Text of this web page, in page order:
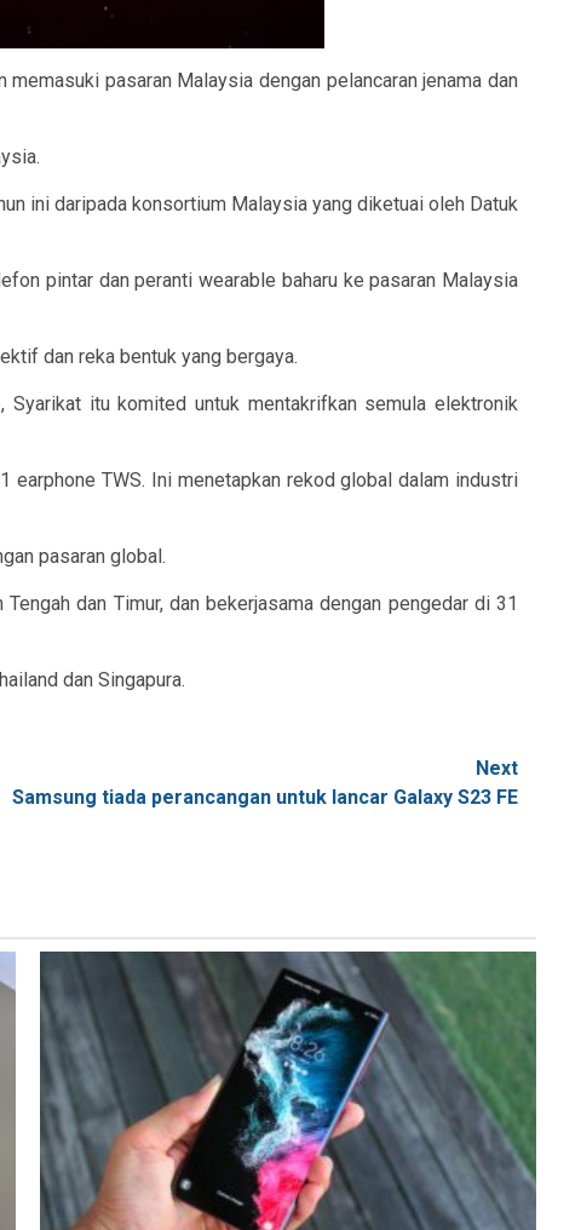
memasuki pasaran Malaysia dengan pelancaran jenama dan
ini daripada konsortium Malaysia yang diketuai oleh Datuk
pintar dan peranti wearable baharu ke pasaran Malaysia
dan reka bentuk yang bergaya.
itu komited untuk mentakrifkan semula elektronik
earphone TWS. Ini menetapkan rekod global dalam industri
pasaran global.
dan Timur, dan bekerjasama dengan pengedar di 31
dan Singapura.
Next
Samsung tiada perancangan untuk lancar Galaxy S23 FE